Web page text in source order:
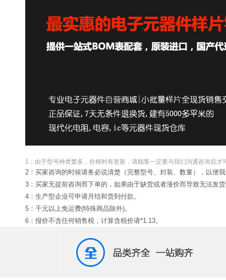
1：由于型号种类繁多，价格时有更新，请顾客一定要与我们沟通咨询后才
2：买家咨询的时候请务必说清楚（完整型号、封装、数量），以便
3：买家无提前咨询而下单的，如果由于缺货或者涨价而导致无法发
4：生产型企业可申请月结和货到付款。
5：千元以上免运费(特殊商品除外)。
6：报价不含任何销售税，计算含税价请*1.13。